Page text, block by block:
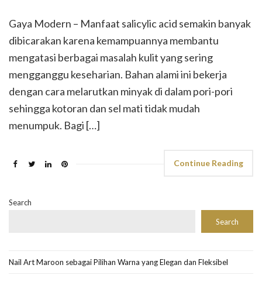
Gaya Modern – Manfaat salicylic acid semakin banyak
dibicarakan karena kemampuannya membantu
mengatasi berbagai masalah kulit yang sering
mengganggu keseharian. Bahan alami ini bekerja
dengan cara melarutkan minyak di dalam pori-pori
sehingga kotoran dan sel mati tidak mudah
menumpuk. Bagi […]
Continue Reading
Search
Search
Nail Art Maroon sebagai Pilihan Warna yang Elegan dan Fleksibel